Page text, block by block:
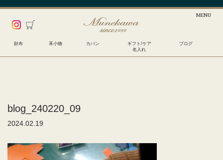
財布 革小物 カバン
ギフト/ケア
名入れ
ブログ
blog_240220_09
2024.02.19